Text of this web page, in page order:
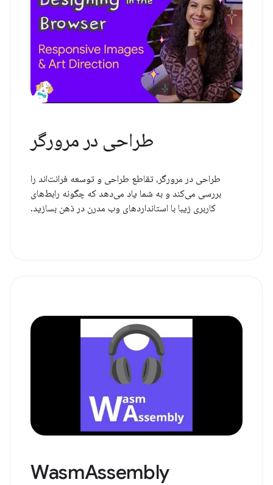
طراحی در مرورگر
طراحی در مرورگر، تقاطع طراحی و توسعه فرانت‌اند را
بررسی می‌کند و به شما یاد می‌دهد که چگونه رابط‌های
کاربری زیبا با استانداردهای وب مدرن در ذهن بسازید.
WasmAssembly